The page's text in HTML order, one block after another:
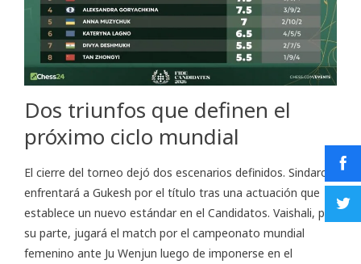
Dos triunfos que definen el
próximo ciclo mundial
El cierre del torneo dejó dos escenarios definidos. Sindarov
enfrentará a Gukesh por el título tras una actuación que
establece un nuevo estándar en el Candidatos. Vaishali, por
su parte, jugará el match por el campeonato mundial
femenino ante Ju Wenjun luego de imponerse en el